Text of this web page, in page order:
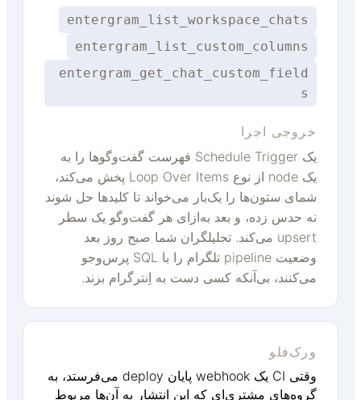
entergram_list_workspace_chats
entergram_list_custom_columns
entergram_get_chat_custom_field
خروجی اجرا
یک Schedule Trigger فهرست گفت‌وگوها را به
یک node از نوع Loop Over Items پخش می‌کند،
شمای ستون‌ها را یک‌بار می‌خواند تا کلیدها حل شوند
نه حدس زده، و بعد به‌ازای هر گفت‌وگو یک سطر
upsert می‌کند. تحلیلگران شما صبح روز بعد
وضعیت pipeline تلگرام را با SQL پرس‌وجو
می‌کنند، بی‌آنکه کسی دست به اِنترگرام بزند.
ورک‌فلو
وقتی CI یک webhook پایان deploy می‌فرستد، به
گروه‌های مشتری‌ای که این انتشار به آن‌ها مربوط